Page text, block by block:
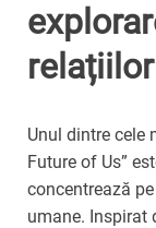
relațiilor
Unul dintre cele
Future of Us”
concentrează
umane. Inspirat